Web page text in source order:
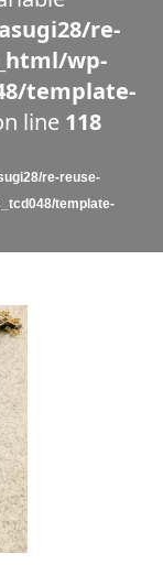
re-
wp-
template-
line 118
re-reuse-
template-